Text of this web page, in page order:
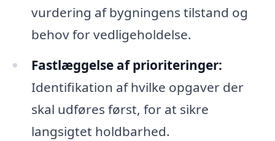
vurdering af bygningens tilstand og
behov for vedligeholdelse.
Fastlæggelse af prioriteringer:
Identifikation af hvilke opgaver der
skal udføres først, for at sikre
langsigtet holdbarhed.